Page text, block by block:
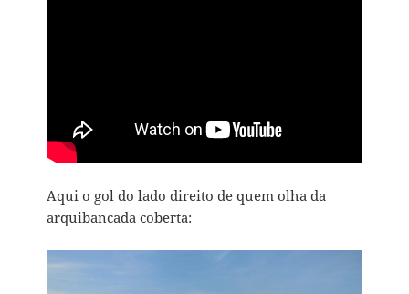
Aqui o gol do lado direito de quem olha da
arquibancada coberta: